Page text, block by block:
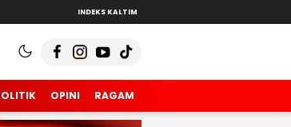
INDEKS KALTIM
OPINI RAGAM